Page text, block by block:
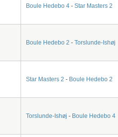
Boule Hedebo 4 - Star Masters 2
Boule Hedebo 2 - Torslunde-Ishøj
Star Masters 2 - Boule Hedebo 2
Torslunde-Ishøj - Boule Hedebo 4